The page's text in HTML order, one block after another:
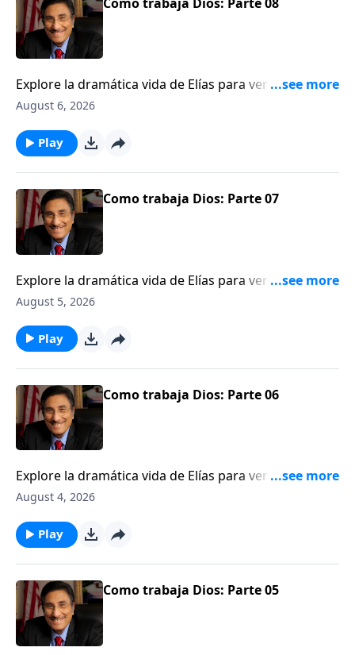
Explore la dramática vida de Elías para ver una
ilustración de cómo Dios trabaja detrás del velo.
August 6, 2026
Play
Como trabaja Dios: Parte 07
Explore la dramática vida de Elías para ver una
ilustración de cómo Dios trabaja detrás del velo.
August 5, 2026
Play
Como trabaja Dios: Parte 06
Explore la dramática vida de Elías para ver una
ilustración de cómo Dios trabaja detrás del velo.
August 4, 2026
Play
Como trabaja Dios: Parte 05